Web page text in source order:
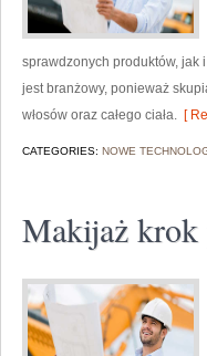
sprawdzonych produktów, jak
jest branżowy, ponieważ
włosów oraz całego ciała. [
CATEGORIES: NOWE
Makijaż